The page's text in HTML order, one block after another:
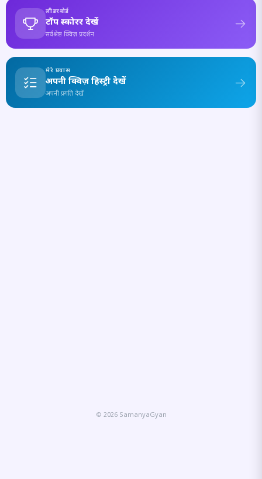
लीडरबोर्ड
टॉप स्कोरर देखें
सर्वश्रेष्ठ क्विज़ प्रदर्शन
मेरे प्रयास
अपनी क्विज़ हिस्ट्री देखें
अपनी प्रगति देखें
© 2026 SamanyaGyan